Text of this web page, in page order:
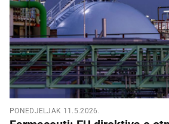
PONEDJELJAK 11.5.2026.